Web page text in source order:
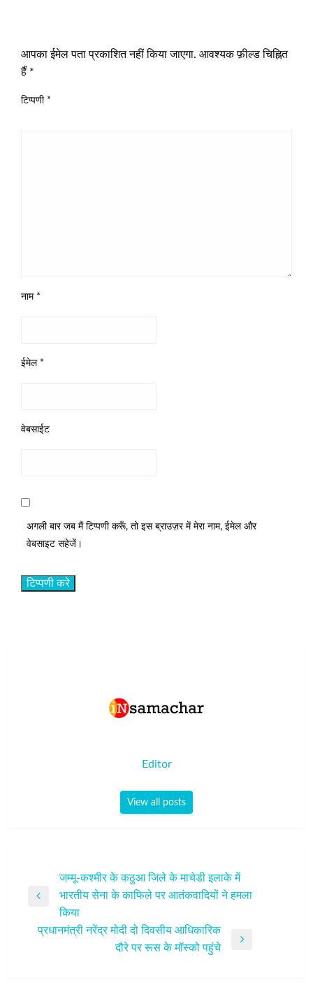
आपका ईमेल पता प्रकाशित नहीं किया जाएगा. आवश्यक फ़ील्ड चिह्नित
हैं *
टिप्पणी *
नाम *
ईमेल *
वेबसाईट
अगली बार जब मैं टिप्पणी करूँ, तो इस ब्राउज़र में मेरा नाम, ईमेल और
वेबसाइट सहेजें।
Editor
View all posts
नेविगेशन
जम्मू-कश्मीर के कठुआ जिले के माचेडी इलाके में
भारतीय सेना के काफिले पर आतंकवादियों ने हमला
किया
प्रधानमंत्री नरेंद्र मोदी दो दिवसीय आधिकारिक
दौरे पर रूस के मॉस्को पहुंचे